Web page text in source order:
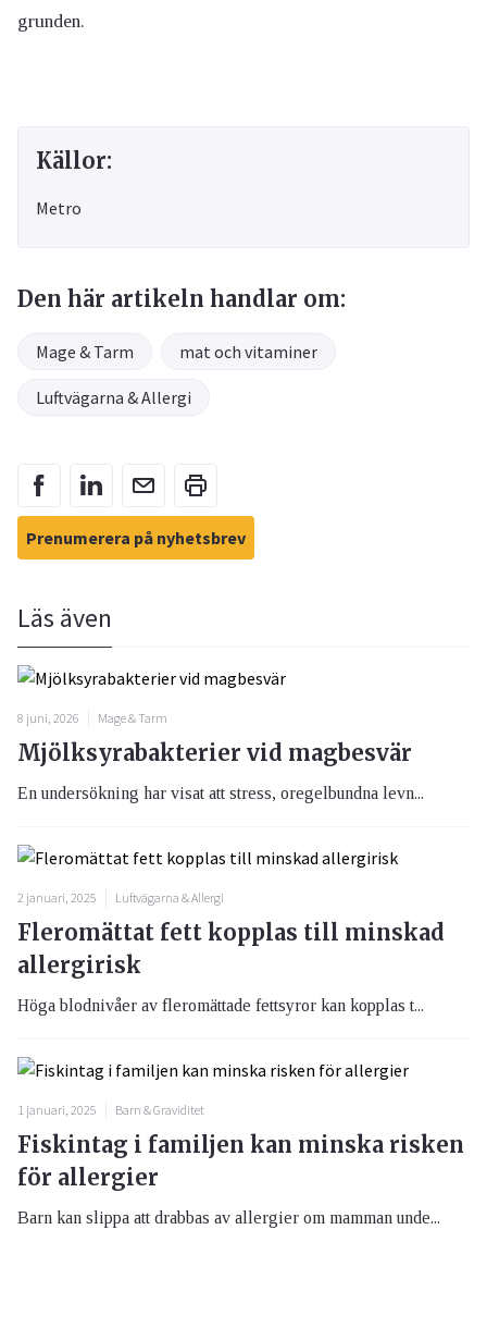
grunden.
Källor:
Metro
Den här artikeln handlar om:
Mage & Tarm mat och vitaminer
Luftvägarna & Allergi
Prenumerera på nyhetsbrev
Läs även
8 juni, 2026 Mage & Tarm
Mjölksyrabakterier vid magbesvär
En undersökning har visat att stress, oregelbundna levn...
2 januari, 2025 Luftvägarna & Allergi
Fleromättat fett kopplas till minskad
allergirisk
Höga blodnivåer av fleromättade fettsyror kan kopplas t...
1 januari, 2025 Barn & Graviditet
Fiskintag i familjen kan minska risken
för allergier
Barn kan slippa att drabbas av allergier om mamman unde...